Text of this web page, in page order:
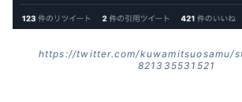
https://twitter.com/kuwamitsuosamu/
821335531521